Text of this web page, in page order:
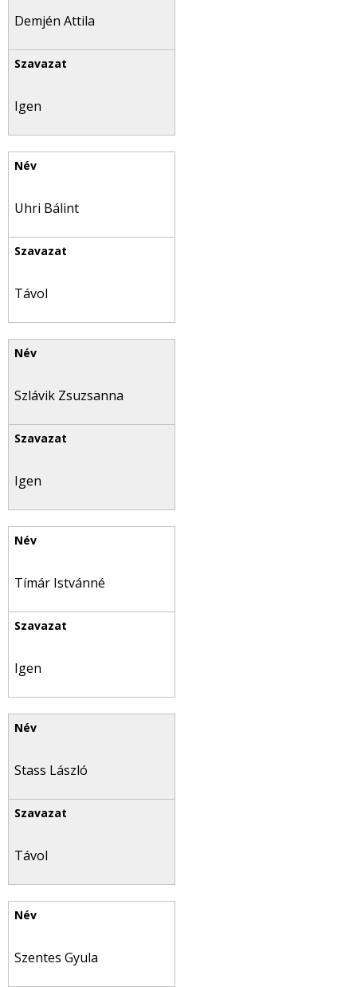
Demjén Attila
Igen
Uhri Bálint
Távol
Szlávik Zsuzsanna
Igen
Tímár Istvánné
Igen
Stass László
Távol
Szentes Gyula